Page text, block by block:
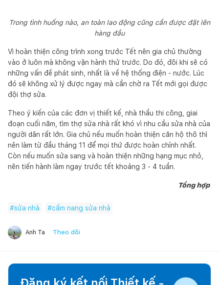
Trong tình huống nào, an toàn lao động cũng cần được đặt lên
hàng đầu
Vì hoàn thiện công trình xong trước Tết nên gia chủ thường
vào ở luôn mà không vận hành thử trước. Do đó, đôi khi sẽ có
những vấn đề phát sinh, nhất là về hệ thống điện - nước. Lúc
đó sẽ không xử lý được ngay mà cần chờ ra Tết mới gọi được
đội thợ sửa.
Theo ý kiến của các đơn vị thiết kế, nhà thầu thi công, giai
đoạn cuối năm, tìm thợ sửa nhà rất khó vì nhu cầu sửa nhà của
người dân rất lớn. Gia chủ nếu muốn hoàn thiện căn hộ thô thì
nên làm từ đầu tháng 11 để mọi thứ được hoàn chỉnh nhất.
Còn nếu muốn sửa sang và hoàn thiện những hạng mục nhỏ,
nên tiến hành làm ngay trước tết khoảng 3 - 4 tuần.
Tổng hợp
#sửa nhà #cẩm nang sửa nhà
Anh Ta Theo dõi